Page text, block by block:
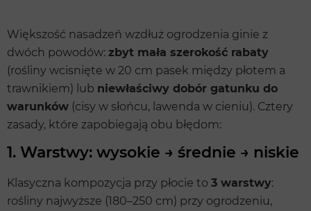
Większość nasadzeń wzdłuż ogrodzenia ginie z
dwóch powodów: zbyt mała szerokość rabaty
(rośliny wcisnięte w 20 cm pasek między płotem a
trawnikiem) lub niewłaściwy dobór gatunku do
warunków (cisy w słońcu, lawenda w cieniu). Cztery
zasady, które zapobiegają obu błędom:
1. Warstwy: wysokie → średnie → niskie
Klasyczna kompozycja przy płocie to 3 warstwy:
rośliny najwyższe (180–250 cm) przy ogrodzeniu,